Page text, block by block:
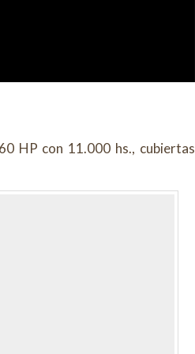
HP con 11.000 hs., cubiertas